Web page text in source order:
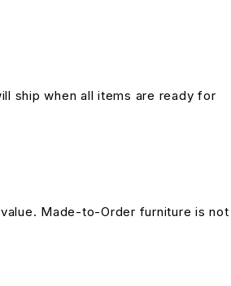
ship when all items are ready for
Made-to-Order furniture is not